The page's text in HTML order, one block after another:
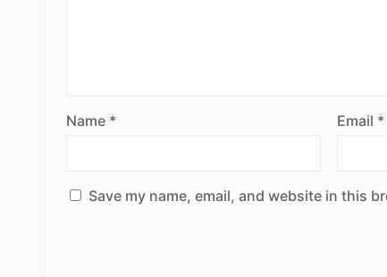
Name * Email *
Save my name, email, and website in this